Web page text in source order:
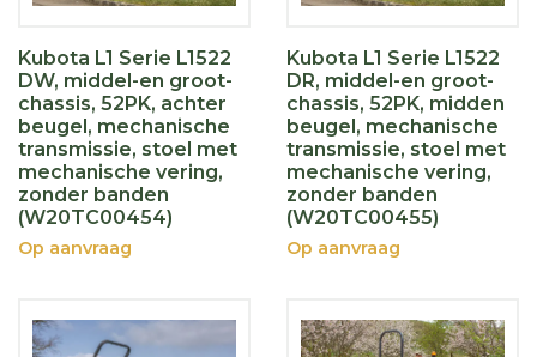
Kubota L1 Serie L1522
DW, middel-en groot-
chassis, 52PK, achter
beugel, mechanische
transmissie, stoel met
mechanische vering,
zonder banden
(W20TC00454)
Op aanvraag
Kubota L1 Serie L1522
DR, middel-en groot-
chassis, 52PK, midden
beugel, mechanische
transmissie, stoel met
mechanische vering,
zonder banden
(W20TC00455)
Op aanvraag